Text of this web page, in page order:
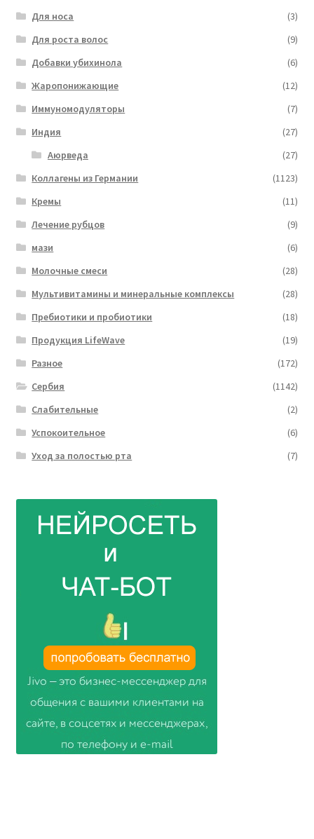
Для носа
(3)
Для роста волос
(9)
Добавки убихинола
(6)
Жаропонижающие
(12)
Иммуномодуляторы
(7)
Индия
(27)
Аюрведа
(27)
Коллагены из Германии
(1123)
Кремы
(11)
Лечение рубцов
(9)
мази
(6)
Молочные смеси
(28)
Мультивитамины и минеральные комплексы
(28)
Пребиотики и пробиотики
(18)
Продукция LifeWave
(19)
Разное
(172)
Сербия
(1142)
Слабительные
(2)
Успокоительное
(6)
Уход за полостью рта
(7)